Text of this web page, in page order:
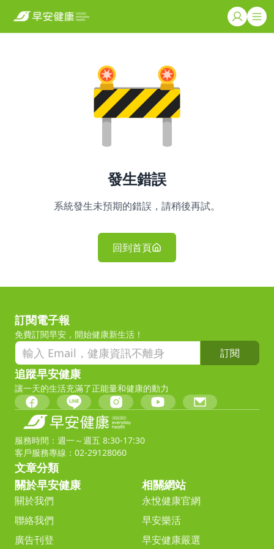
發生錯誤
系統發生未預期的錯誤，請稍後再試。
回到首頁
訂閱電子報
免費訂閱早安，開始健康新生活！
訂閱
追蹤早安健康
讓一天的生活充滿了正能量和健康的動力
服務時間：週一～週五 8:30-17:30
客戶服務專線：02-29128060
文章分類
關於早安健康
關於我們
聯絡我們
廣告刊登
相關網站
永悅健康官網
早安樂活
早安健康嚴選